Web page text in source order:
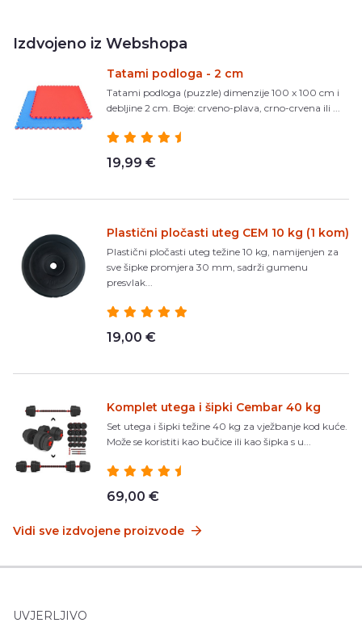
Izdvojeno iz Webshopa
Tatami podloga - 2 cm
Tatami podloga (puzzle) dimenzije 100 x 100 cm i
debljine 2 cm. Boje: crveno-plava, crno-crvena ili ...
19,99 €
Plastični pločasti uteg CEM 10 kg (1 kom)
Plastični pločasti uteg težine 10 kg, namijenjen za
sve šipke promjera 30 mm, sadrži gumenu
presvlak...
19,00 €
Komplet utega i šipki Cembar 40 kg
Set utega i šipki težine 40 kg za vježbanje kod kuće.
Može se koristiti kao bučice ili kao šipka s u...
69,00 €
Vidi sve izdvojene proizvode
UVJERLJIVO